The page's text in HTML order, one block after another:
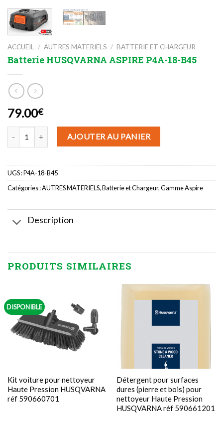
ACCUEIL / AUTRES MATERIELS / BATTERIE ET CHARGEUR
Batterie HUSQVARNA ASPIRE P4A-18-B45
79.00€
AJOUTER AU PANIER
UGS :P4A-18-B45
Catégories :AUTRES MATERIELS,Batterie et Chargeur,Gamme Aspire
Description
PRODUITS SIMILAIRES
DISPONIBLE
Kit voiture pour nettoyeur
Haute Pression HUSQVARNA
réf 590660701
Détergent pour surfaces
dures (pierre et bois) pour
nettoyeur Haute Pression
HUSQVARNA réf 590661201